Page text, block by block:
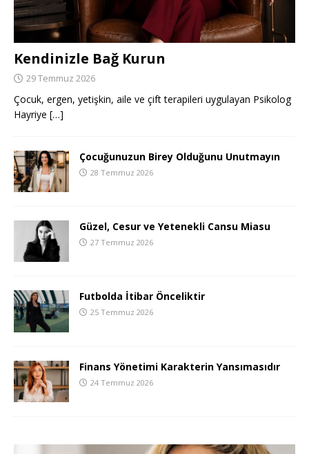
Kendinizle Bağ Kurun
29 Temmuz 2026
Çocuk, ergen, yetişkin, aile ve çift terapileri uygulayan Psikolog
Hayriye […]
Çocuğunuzun Birey Olduğunu Unutmayın
28 Temmuz 2026
Güzel, Cesur ve Yetenekli Cansu Miasu
27 Temmuz 2026
Futbolda İtibar Önceliktir
25 Temmuz 2026
Finans Yönetimi Karakterin Yansımasıdır
24 Temmuz 2026